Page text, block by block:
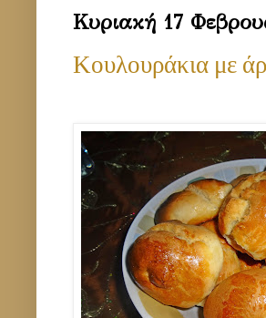
Κυριακή 17
Κουλουράκια με